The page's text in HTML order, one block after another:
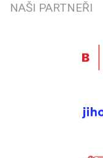
NAŠI PARTNEŘI